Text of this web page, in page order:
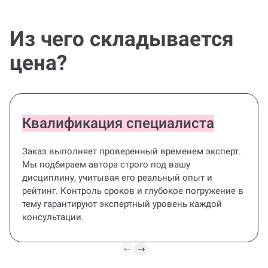
Из чего складывается
цена?
Квалификация специалиста
Заказ выполняет проверенный временем эксперт.
Мы подбираем автора строго под вашу
дисциплину, учитывая его реальный опыт и
рейтинг. Контроль сроков и глубокое погружение в
тему гарантируют экспертный уровень каждой
консультации.